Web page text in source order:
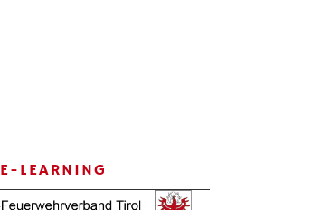
E-LEARNING